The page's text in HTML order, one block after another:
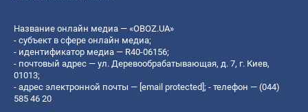
Название онлайн медиа — «OBOZ.UA»
- субъект в сфере онлайн медиа;
- идентификатор медиа — R40-06156;
- почтовый адрес — ул. Деревообрабатывающая, д. 7, г. Киев,
01013;
- адрес электронной почты — [email protected]; - телефон — (044)
585 46 20